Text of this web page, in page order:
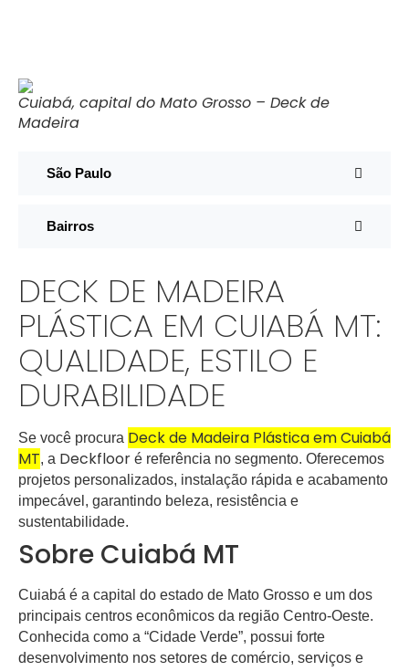
Cuiabá, capital do Mato Grosso – Deck de
Madeira
São Paulo
Bairros
DECK DE MADEIRA
PLÁSTICA EM CUIABÁ MT:
QUALIDADE, ESTILO E
DURABILIDADE
Se você procura Deck de Madeira Plástica em Cuiabá
MT, a Deckfloor é referência no segmento. Oferecemos
projetos personalizados, instalação rápida e acabamento
impecável, garantindo beleza, resistência e
sustentabilidade.
Sobre Cuiabá MT
Cuiabá é a capital do estado de Mato Grosso e um dos
principais centros econômicos da região Centro-Oeste.
Conhecida como a “Cidade Verde”, possui forte
desenvolvimento nos setores de comércio, serviços e